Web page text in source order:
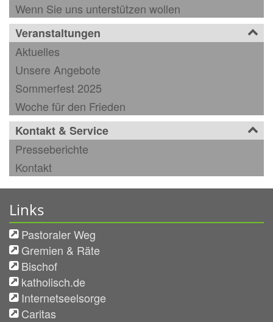
Wenn Sie uns unterstützen wollen
Veranstaltungen
Aktuelles
Unsere Angebote
Sommerfest 2025
Woche für den Frieden
Kontakt & Service
Presseberichte
Kontakt
Links
Pastoraler Weg
Gremien & Räte
Bischof
katholisch.de
Internetseelsorge
Caritas